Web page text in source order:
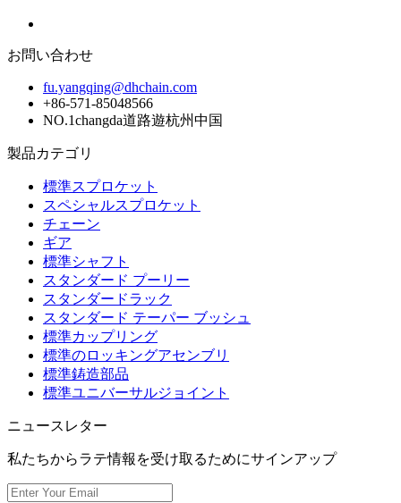
お問い合わせ
fu.yangqing@dhchain.com
+86-571-85048566
NO.1changda道路遊杭州中国
製品カテゴリ
標準スプロケット
スペシャルスプロケット
チェーン
ギア
標準シャフト
スタンダード プーリー
スタンダードラック
スタンダード テーパー ブッシュ
標準カップリング
標準のロッキングアセンブリ
標準鋳造部品
標準ユニバーサルジョイント
ニュースレター
私たちからラテ情報を受け取るためにサインアップ